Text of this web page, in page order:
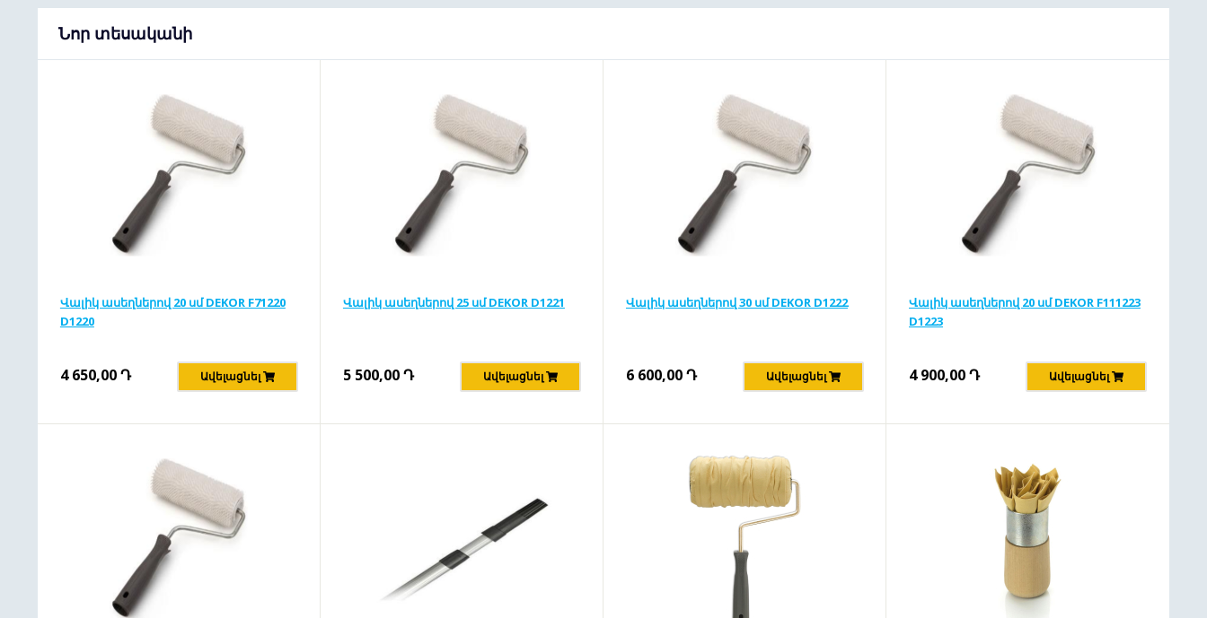
Նոր տեսականի
Վալիկ ասեղներով 20 սմ DEKOR F71220
D1220
4 650,00Դ Ավելացնել
Վալիկ ասեղներով 25 սմ DEKOR D1221
5 500,00Դ Ավելացնել
Վալիկ ասեղներով 30 սմ DEKOR D1222
6 600,00Դ Ավելացնել
Վալիկ ասեղներով 20 սմ DEKOR F111223
D1223
4 900,00Դ Ավելացնել